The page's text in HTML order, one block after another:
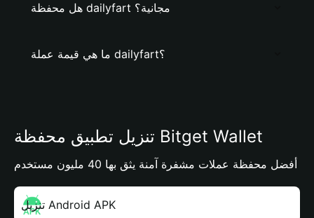
هل محفظة dailyfart مجانية؟
ما هي قيمة عملة dailyfart؟
تنزيل تطبيق محفظة Bitget Wallet
أفضل محفظة عملات مشفرة آمنة يثق بها 40 مليون مستخدم
تنزيل Android APK